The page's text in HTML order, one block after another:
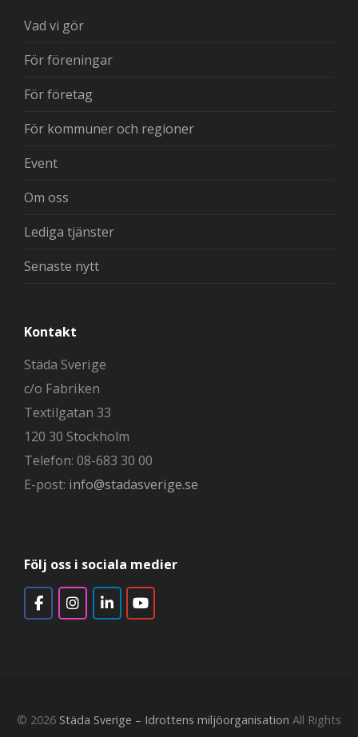
Vad vi gör
För föreningar
För företag
För kommuner och regioner
Event
Om oss
Lediga tjänster
Senaste nytt
Kontakt
Städa Sverige
c/o Fabriken
Textilgatan 33
120 30 Stockholm
Telefon: 08-683 30 00
E-post: info@stadasverige.se
Följ oss i sociala medier
© 2026 Städa Sverige – Idrottens miljöorganisation All Rights